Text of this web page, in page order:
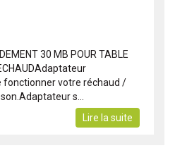
30 MB POUR TABLE
fonctionner votre réchaud /
s...
Lire la suite